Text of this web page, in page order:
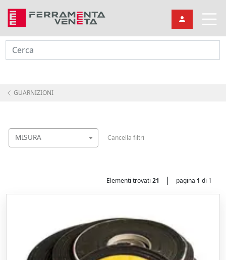
Cerca
GUARNIZIONI
MISURA Cancella filtri
Elementi trovati 21 | pagina 1 di 1